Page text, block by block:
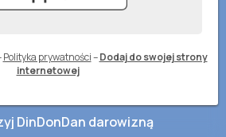
Polityka prywatności– Dodaj do swojej strony
internetowej
DinDonDan darowizną